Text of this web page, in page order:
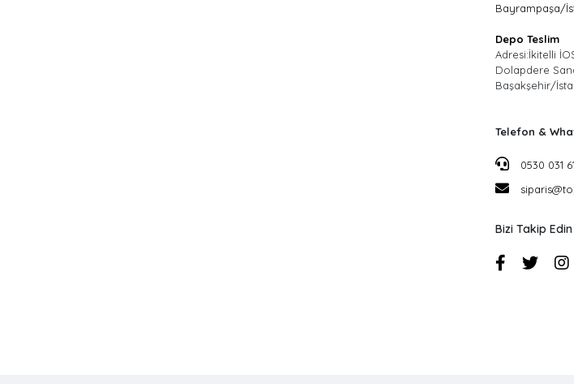
Bayrampaşa/
Depo Teslim
Adresi:İkitelli
Dolapdere
Başakşehir/
Telefon &
0530 031
Bizi Takip Edin